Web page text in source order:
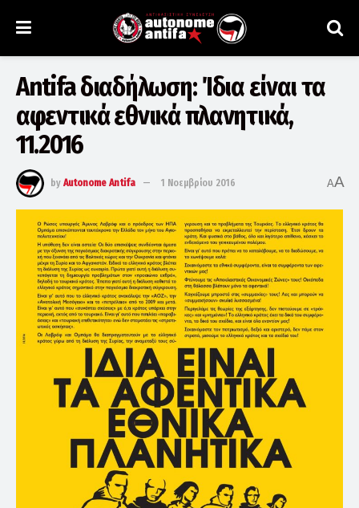
Antifa διαδήλωση: Ίδια είναι τα
αφεντικά εθνικά πλανητικά,
11.2016
by Autonome Antifa 1 Νοεμβρίου 2016 AA